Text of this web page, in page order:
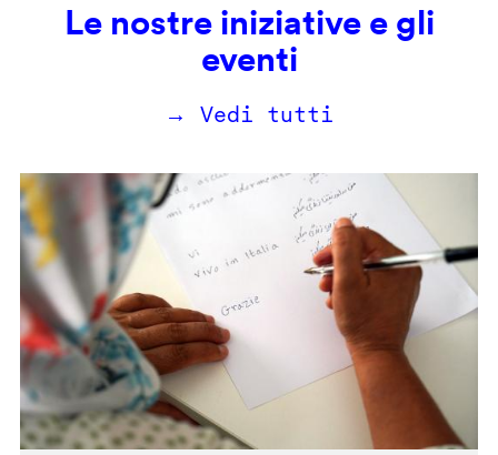
Le nostre iniziative e gli
eventi
→ Vedi tutti